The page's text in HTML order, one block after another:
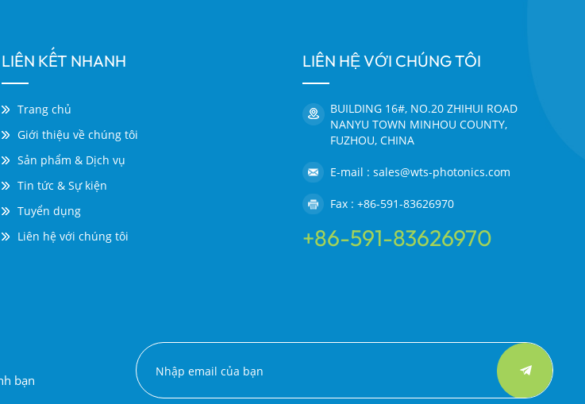
LIÊN KẾT NHANH
Trang chủ
Giới thiệu về chúng tôi
Sản phẩm & Dịch vụ
Tin tức & Sự kiện
Tuyển dụng
Liên hệ với chúng tôi
LIÊN HỆ VỚI CHÚNG TÔI
BUILDING 16#, NO.20 ZHIHUI ROAD
NANYU TOWN MINHOU COUNTY,
FUZHOU, CHINA
E-mail : sales@wts-photonics.com
Fax : +86-591-83626970
+86-591-83626970
bạn